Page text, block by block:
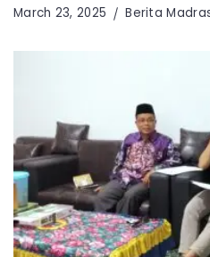
March 23, 2025 Berita